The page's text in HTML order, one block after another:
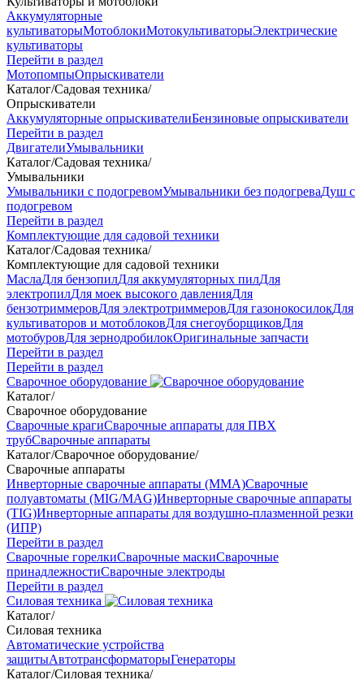
Аккумуляторные
культиваторыМотоблокиМотокультиваторыЭлектрические
культиваторы
Перейти в раздел
МотопомпыОпрыскиватели
Каталог/Садовая техника/
Опрыскиватели
Аккумуляторные опрыскивателиБензиновые опрыскиватели
Перейти в раздел
ДвигателиУмывальники
Каталог/Садовая техника/
Умывальники
Умывальники с подогревомУмывальники без подогреваДуш с
подогревом
Перейти в раздел
Комплектующие для садовой техники
Каталог/Садовая техника/
Комплектующие для садовой техники
МаслаДля бензопилДля аккумуляторных пилДля
электропилДля моек высокого давленияДля
бензотриммеровДля электротриммеровДля газонокосилокДля
культиваторов и мотоблоковДля снегоуборщиковДля
мотобуровДля зернодробилокОригинальные запчасти
Перейти в раздел
Перейти в раздел
Сварочное оборудование
Каталог/
Сварочное оборудование
Сварочные крагиСварочные аппараты для ПВХ
трубСварочные аппараты
Каталог/Сварочное оборудование/
Сварочные аппараты
Инверторные сварочные аппараты (ММА)Сварочные
полуавтоматы (MIG/MAG)Инверторные сварочные аппараты
(TIG)Инверторные аппараты для воздушно-плазменной резки
(ИПР)
Перейти в раздел
Сварочные горелкиСварочные маскиСварочные
принадлежностиСварочные электроды
Перейти в раздел
Силовая техника
Каталог/
Силовая техника
Автоматические устройства
защитыАвтотрансформаторыГенераторы
Каталог/Силовая техника/